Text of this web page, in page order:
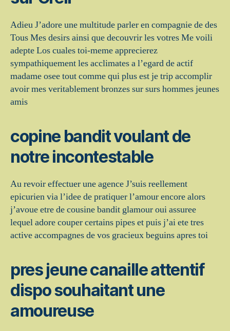
Adieu J’adore une multitude parler en compagnie de des
Tous Mes desirs ainsi que decouvrir les votres Me voili
adepte Los cuales toi-meme apprecierez
sympathiquement les acclimates a l’egard de actif
madame osee tout comme qui plus est je trip accomplir
avoir mes veritablement bronzes sur surs hommes jeunes
amis
copine bandit voulant de
notre incontestable
Au revoir effectuer une agence J’suis reellement
epicurien via l’idee de pratiquer l’amour encore alors
j’avoue etre de cousine bandit glamour oui assuree
lequel adore couper certains pipes et puis j’ai ete tres
active accompagnes de vos gracieux beguins apres toi
pres jeune canaille attentif
dispo souhaitant une
amoureuse